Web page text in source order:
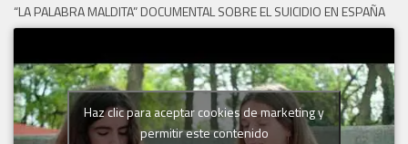
“LA PALABRA MALDITA” DOCUMENTAL SOBRE EL SUICIDIO EN ESPAÑA
Haz clic para aceptar cookies de marketing y
permitir este contenido